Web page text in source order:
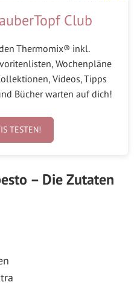
Club
Thermomix® inkl.
Wochenpläne
Videos, Tipps
Bücher warten auf dich!
TESTEN!
– Die Zutaten